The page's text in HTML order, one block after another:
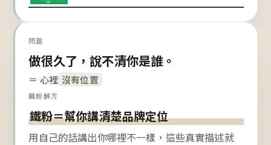
問題
做很久了，說不清你是誰。
＝ 心裡 沒有位置
鐵粉解方
鐵粉＝幫你講清楚品牌定位
用自己的話講出你哪裡不一樣，這些真實描述就